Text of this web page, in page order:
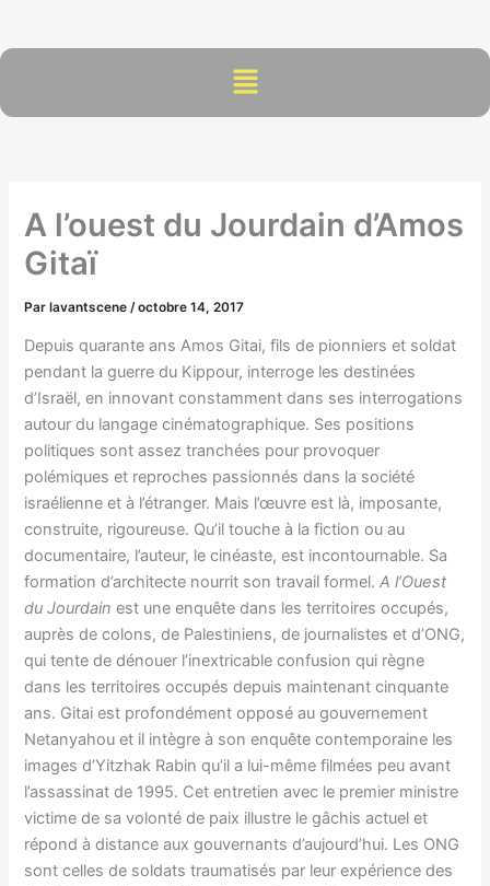
contenu
Menu
A l’ouest du Jourdain d’Amos
Gitaï
Parlavantscene /octobre 14, 2017
Depuis quarante ans Amos Gitai, fils de pionniers et soldat
pendant la guerre du Kippour, interroge les destinées
d’Israël, en innovant constamment dans ses interrogations
autour du langage cinématographique. Ses positions
politiques sont assez tranchées pour provoquer
polémiques et reproches passionnés dans la société
israélienne et à l’étranger. Mais l’œuvre est là, imposante,
construite, rigoureuse. Qu’il touche à la fiction ou au
documentaire, l’auteur, le cinéaste, est incontournable. Sa
formation d’architecte nourrit son travail formel.A l’Ouest
du Jourdainest une enquête dans les territoires occupés,
auprès de colons, de Palestiniens, de journalistes et d’ONG,
qui tente de dénouer l’inextricable confusion qui règne
dans les territoires occupés depuis maintenant cinquante
ans. Gitai est profondément opposé au gouvernement
Netanyahou et il intègre à son enquête contemporaine les
images d’Yitzhak Rabin qu’il a lui-même filmées peu avant
l’assassinat de 1995. Cet entretien avec le premier ministre
victime de sa volonté de paix illustre le gâchis actuel et
répond à distance aux gouvernants d’aujourd’hui. Les ONG
sont celles de soldats traumatisés par leur expérience des